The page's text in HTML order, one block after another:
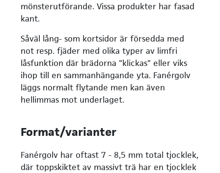
mönsterutförande. Vissa produkter har fasad
kant.
Såväl lång- som kortsidor är försedda med
not resp. fjäder med olika typer av limfri
låsfunktion där brädorna "klickas" eller viks
ihop till en sammanhängande yta. Fanérgolv
läggs normalt flytande men kan även
hellimmas mot underlaget.
Format/varianter
Fanérgolv har oftast 7 - 8,5 mm total tjocklek,
där toppskiktet av massivt trä har en tjocklek